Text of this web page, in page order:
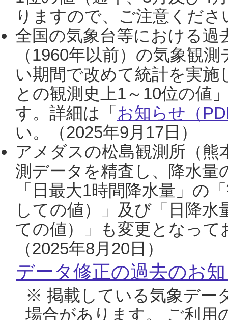
りますので、ご注意くだ
全国の気象台等における過
（1960年以前）の気象観
い期間で改めて統計を実
との観測史上1～10位の値
す。詳細は「 お知らせ（
い。（2025年9月17日）
アメダスの松島観測所（熊
測データを精査し、降水
「日最大1時間降水量」の
しての値）」及び「日降
ての値）」も変更となっ
（2025年8月20日）
データ修正の過去のお
※ 掲載している気象デー
場合があります。 ご利用